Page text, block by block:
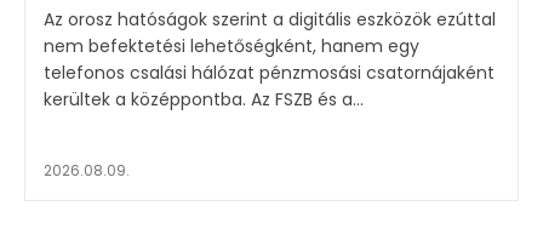
Az orosz hatóságok szerint a digitális eszközök ezúttal
nem befektetési lehetőségként, hanem egy
telefonos csalási hálózat pénzmosási csatornájaként
kerültek a középpontba. Az FSZB és a...
2026.08.09.